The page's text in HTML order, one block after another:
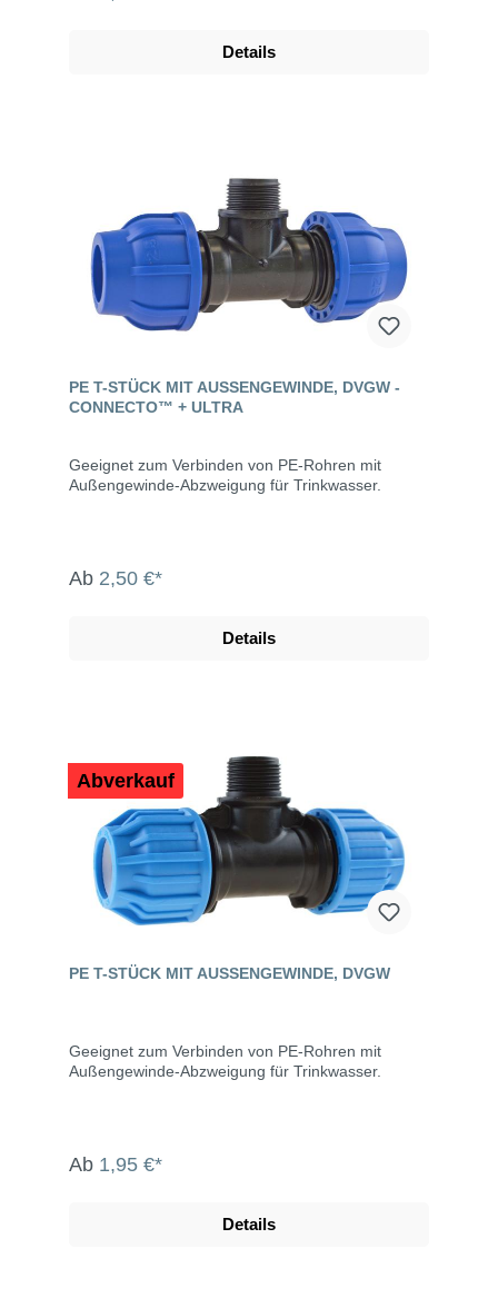
Details
PE T-STÜCK MIT AUSSENGEWINDE, DVGW - C
ONNECTO™ + ULTRA
Geeignet zum Verbinden von PE-Rohren mit
Außengewinde-Abzweigung für Trinkwasser.
Ab 2,50 €*
Details
Abverkauf
PE T-STÜCK MIT AUSSENGEWINDE, DVGW
Geeignet zum Verbinden von PE-Rohren mit
Außengewinde-Abzweigung für Trinkwasser.
Ab 1,95 €*
Details